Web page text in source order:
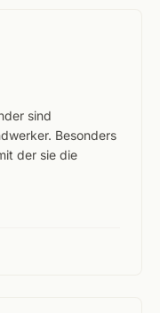
sind
Besonders
der sie die